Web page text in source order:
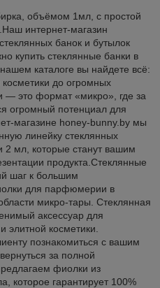
объёмом 1мл, с простой
интернет-магазин
банок и бутылок
купить стеклянные банки в
каталоге вы найдете всё:
до огромных
— это формат «микро», где за
огромный потенциал для
магазине honey-bunny.by мы
линейку стеклянных
мл, которые станут вашим
продукта.Стеклянные
шаг к большим
для парфюмерии в
микро-тары. Стеклянная
аксессуар для
косметики.
познакомиться с вашим
за полной
фиолки из
которое гарантирует 100%